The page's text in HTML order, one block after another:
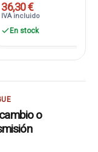
36,30 €
IVA incluido
En stock
o